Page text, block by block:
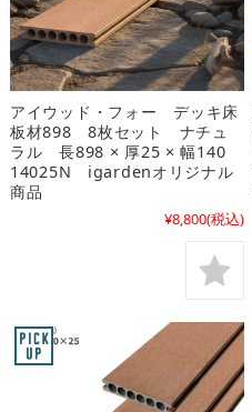
アイウッド・フォー デッキ床
板材898 8枚セット ナチュ
ラル 長898 × 厚25 × 幅140
14025N igardenオリジナル
商品
¥8,800(税込)